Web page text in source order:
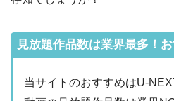
FODプレミアム
・31日間
Tver
ー ー
見放題作品数は業界最多！
当サイトのおすすめはU-